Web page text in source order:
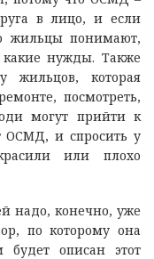
в лицо, и если
жильцы понимают,
нужды. Также
жильцов, которая
посмотреть,
могут прийти к
ОСМД, и спросить у
или плохо
надо, конечно, уже
по которому она
будет описан этот